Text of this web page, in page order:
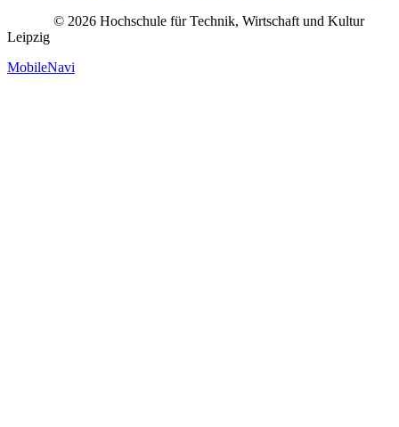
© 2026 Hochschule für Technik, Wirtschaft und Kultur
Leipzig
MobileNavi